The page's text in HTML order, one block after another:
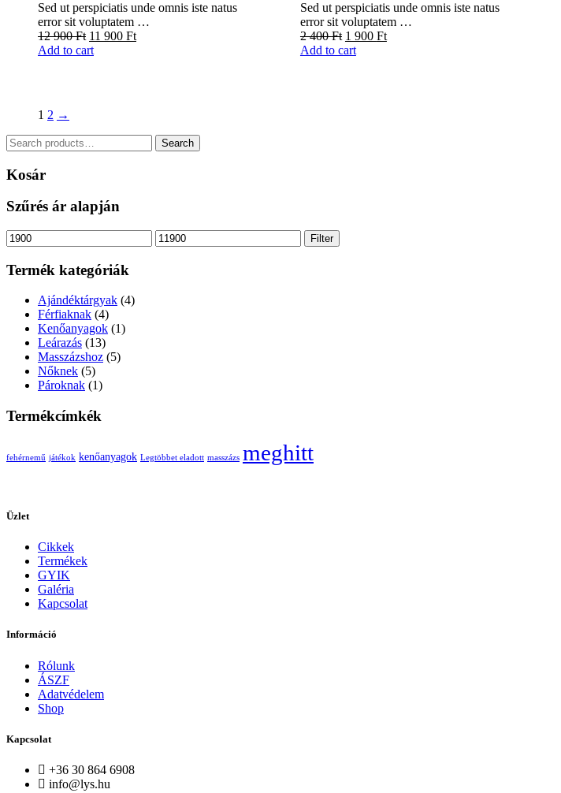
Sed ut perspiciatis unde omnis iste natus
error sit voluptatem …
12 900Ft 11 900 Ft
Add to cart
Sed ut perspiciatis unde omnis iste natus
error sit voluptatem …
2 400Ft 1 900 Ft
Add to cart
1 2 →
Search
for:
Search
Kosár
Szűrés ár alapján
Min
price
Max
price
Filter
Termék kategóriák
Ajándéktárgyak (4)
Férfiaknak (4)
Kenőanyagok (1)
Leárazás (13)
Masszázshoz (5)
Nőknek (5)
Pároknak (1)
Termékcímkék
fehérnemű játékok kenőanyagok Legtöbbet eladott masszázs meghitt
Üzlet
Cikkek
Termékek
GYIK
Galéria
Kapcsolat
Információ
Rólunk
ÁSZF
Adatvédelem
Shop
Kapcsolat
+36 30 864 6908
info@lys.hu